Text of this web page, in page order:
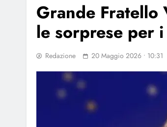
Grande Fratello
le sorprese per
Redazione 20 Maggio 2026 • 10:31